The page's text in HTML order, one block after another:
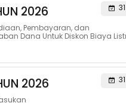
2026
Pembayaran, dan
Dana Untuk Diskon Biaya
2026